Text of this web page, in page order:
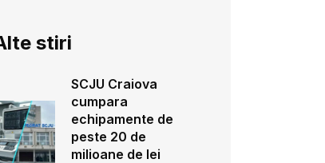
stiri
SCJU Craiova
cumpara
echipamente de
peste 20 de
milioane de lei